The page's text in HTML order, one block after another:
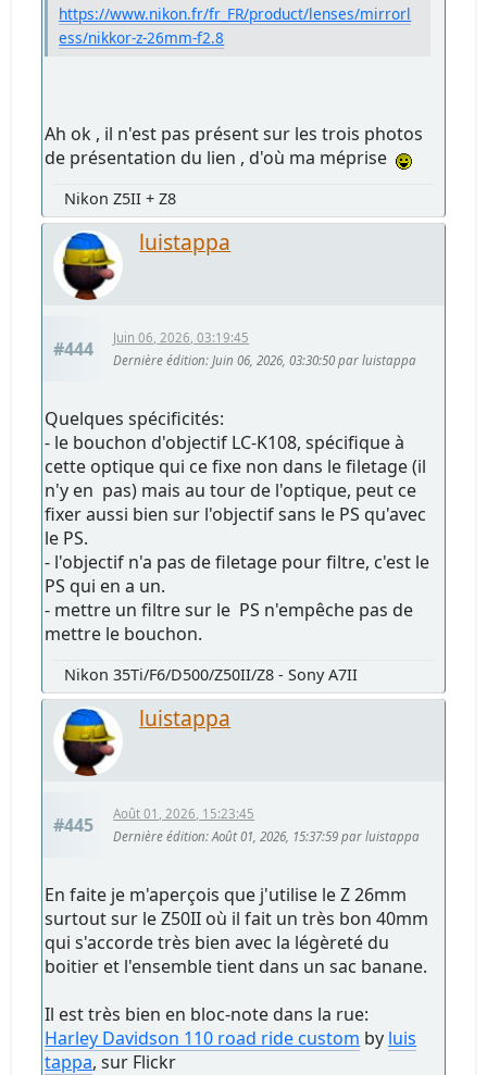
https://www.nikon.fr/fr_FR/product/lenses/mirrorl
ess/nikkor-z-26mm-f2.8
Ah ok , il n'est pas présent sur les trois photos
de présentation du lien , d'où ma méprise
Nikon Z5II + Z8
luistappa
#444
Juin 06, 2026, 03:19:45
Dernière édition: Juin 06, 2026, 03:30:50 par luistappa
Quelques spécificités:
- le bouchon d'objectif LC-K108, spécifique à
cette optique qui ce fixe non dans le filetage (il
n'y en pas) mais au tour de l'optique, peut ce
fixer aussi bien sur l'objectif sans le PS qu'avec
le PS.
- l'objectif n'a pas de filetage pour filtre, c'est le
PS qui en a un.
- mettre un filtre sur le PS n'empêche pas de
mettre le bouchon.
Nikon 35Ti/F6/D500/Z50II/Z8 - Sony A7II
luistappa
#445
Août 01, 2026, 15:23:45
Dernière édition: Août 01, 2026, 15:37:59 par luistappa
En faite je m'aperçois que j'utilise le Z 26mm
surtout sur le Z50II où il fait un très bon 40mm
qui s'accorde très bien avec la légèreté du
boitier et l'ensemble tient dans un sac banane.
Il est très bien en bloc-note dans la rue:
Harley Davidson 110 road ride custom by luis
tappa, sur Flickr